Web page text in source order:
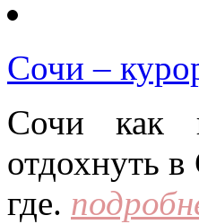
Сочи –
Сочи как
отдохнуть
где.